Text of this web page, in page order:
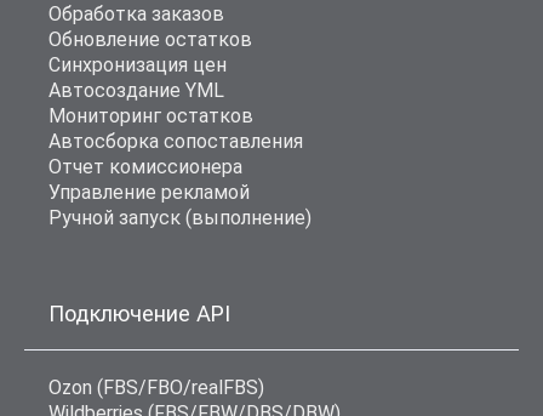
Обработка заказов
Обновление остатков
Синхронизация цен
Автосоздание YML
Мониторинг остатков
Автосборка сопоставления
Отчет комиссионера
Управление рекламой
Ручной запуск (выполнение)
Подключение API
Ozon (FBS/FBO/realFBS)